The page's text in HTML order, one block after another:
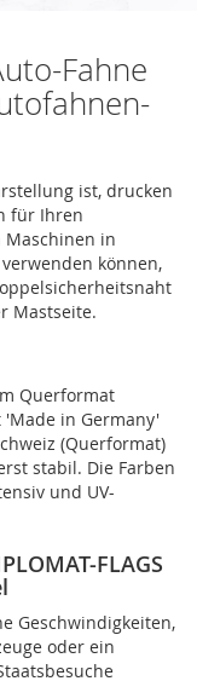
Fahne
ist, drucken
für Ihren
in
können,
Mastseite.
Querformat
in Germany'
(Querformat)
stabil. Die Farben
und UV-
FLAGS
Geschwindigkeiten,
oder ein